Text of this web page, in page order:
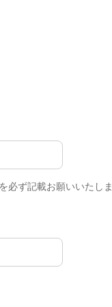
必ず記載お願いいたし